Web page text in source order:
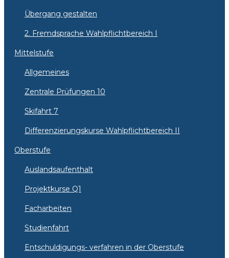
Übergang gestalten
2. Fremdsprache Wahlpflichtbereich I
Mittelstufe
Allgemeines
Zentrale Prüfungen 10
Skifahrt 7
Differenzierungskurse Wahlpflichtbereich II
Oberstufe
Auslandsaufenthalt
Projektkurse Q1
Facharbeiten
Studienfahrt
Entschuldigungs- verfahren in der Oberstufe